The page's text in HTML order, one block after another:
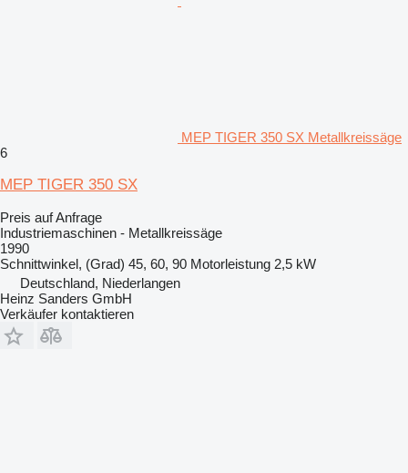
MEP TIGER 350 SX Metallkreissäge
6
MEP TIGER 350 SX
Preis auf Anfrage
Industriemaschinen - Metallkreissäge
1990
Schnittwinkel, (Grad) 45, 60, 90 Motorleistung 2,5 kW
Deutschland, Niederlangen
Heinz Sanders GmbH
Verkäufer kontaktieren